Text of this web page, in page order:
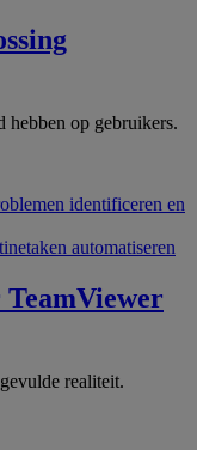
hebben op gebruikers.
identificeren en
automatiseren
TeamViewer
realiteit.